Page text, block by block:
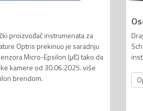
proizvođač instrumenata za
Optris prekinuo je saradnju
Micro-Epsilon (µƐ) tako da
kamere od 30.06.2025. više
brendom.